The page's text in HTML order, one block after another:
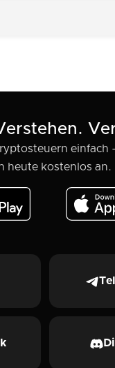
einfach
heute kostenlos an.